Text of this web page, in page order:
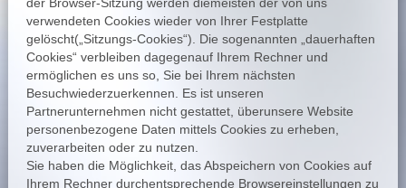
der Browser-Sitzung werden diemeisten der von uns
verwendeten Cookies wieder von Ihrer Festplatte
gelöscht(„Sitzungs-Cookies“). Die sogenannten „dauerhaften
Cookies“ verbleiben dagegenauf Ihrem Rechner und
ermöglichen es uns so, Sie bei Ihrem nächsten
Besuchwiederzuerkennen. Es ist unseren
Partnerunternehmen nicht gestattet, überunsere Website
personenbezogene Daten mittels Cookies zu erheben,
zuverarbeiten oder zu nutzen.
Sie haben die Möglichkeit, das Abspeichern von Cookies auf
Ihrem Rechner durchentsprechende Browsereinstellungen zu